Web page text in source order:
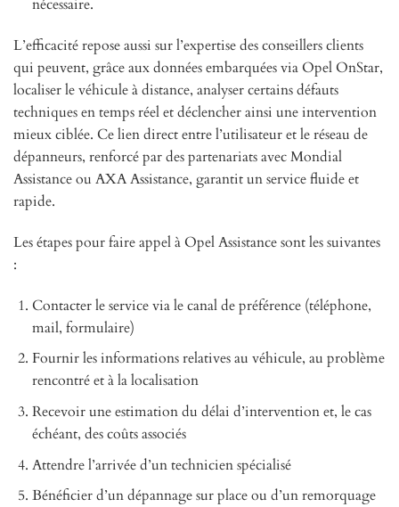
nécessaire.
L’efficacité repose aussi sur l’expertise des conseillers clients
qui peuvent, grâce aux données embarquées via Opel OnStar,
localiser le véhicule à distance, analyser certains défauts
techniques en temps réel et déclencher ainsi une intervention
mieux ciblée. Ce lien direct entre l’utilisateur et le réseau de
dépanneurs, renforcé par des partenariats avec Mondial
Assistance ou AXA Assistance, garantit un service fluide et
rapide.
Les étapes pour faire appel à Opel Assistance sont les suivantes
:
Contacter le service via le canal de préférence (téléphone,
mail, formulaire)
Fournir les informations relatives au véhicule, au problème
rencontré et à la localisation
Recevoir une estimation du délai d’intervention et, le cas
échéant, des coûts associés
Attendre l’arrivée d’un technicien spécialisé
Bénéficier d’un dépannage sur place ou d’un remorquage